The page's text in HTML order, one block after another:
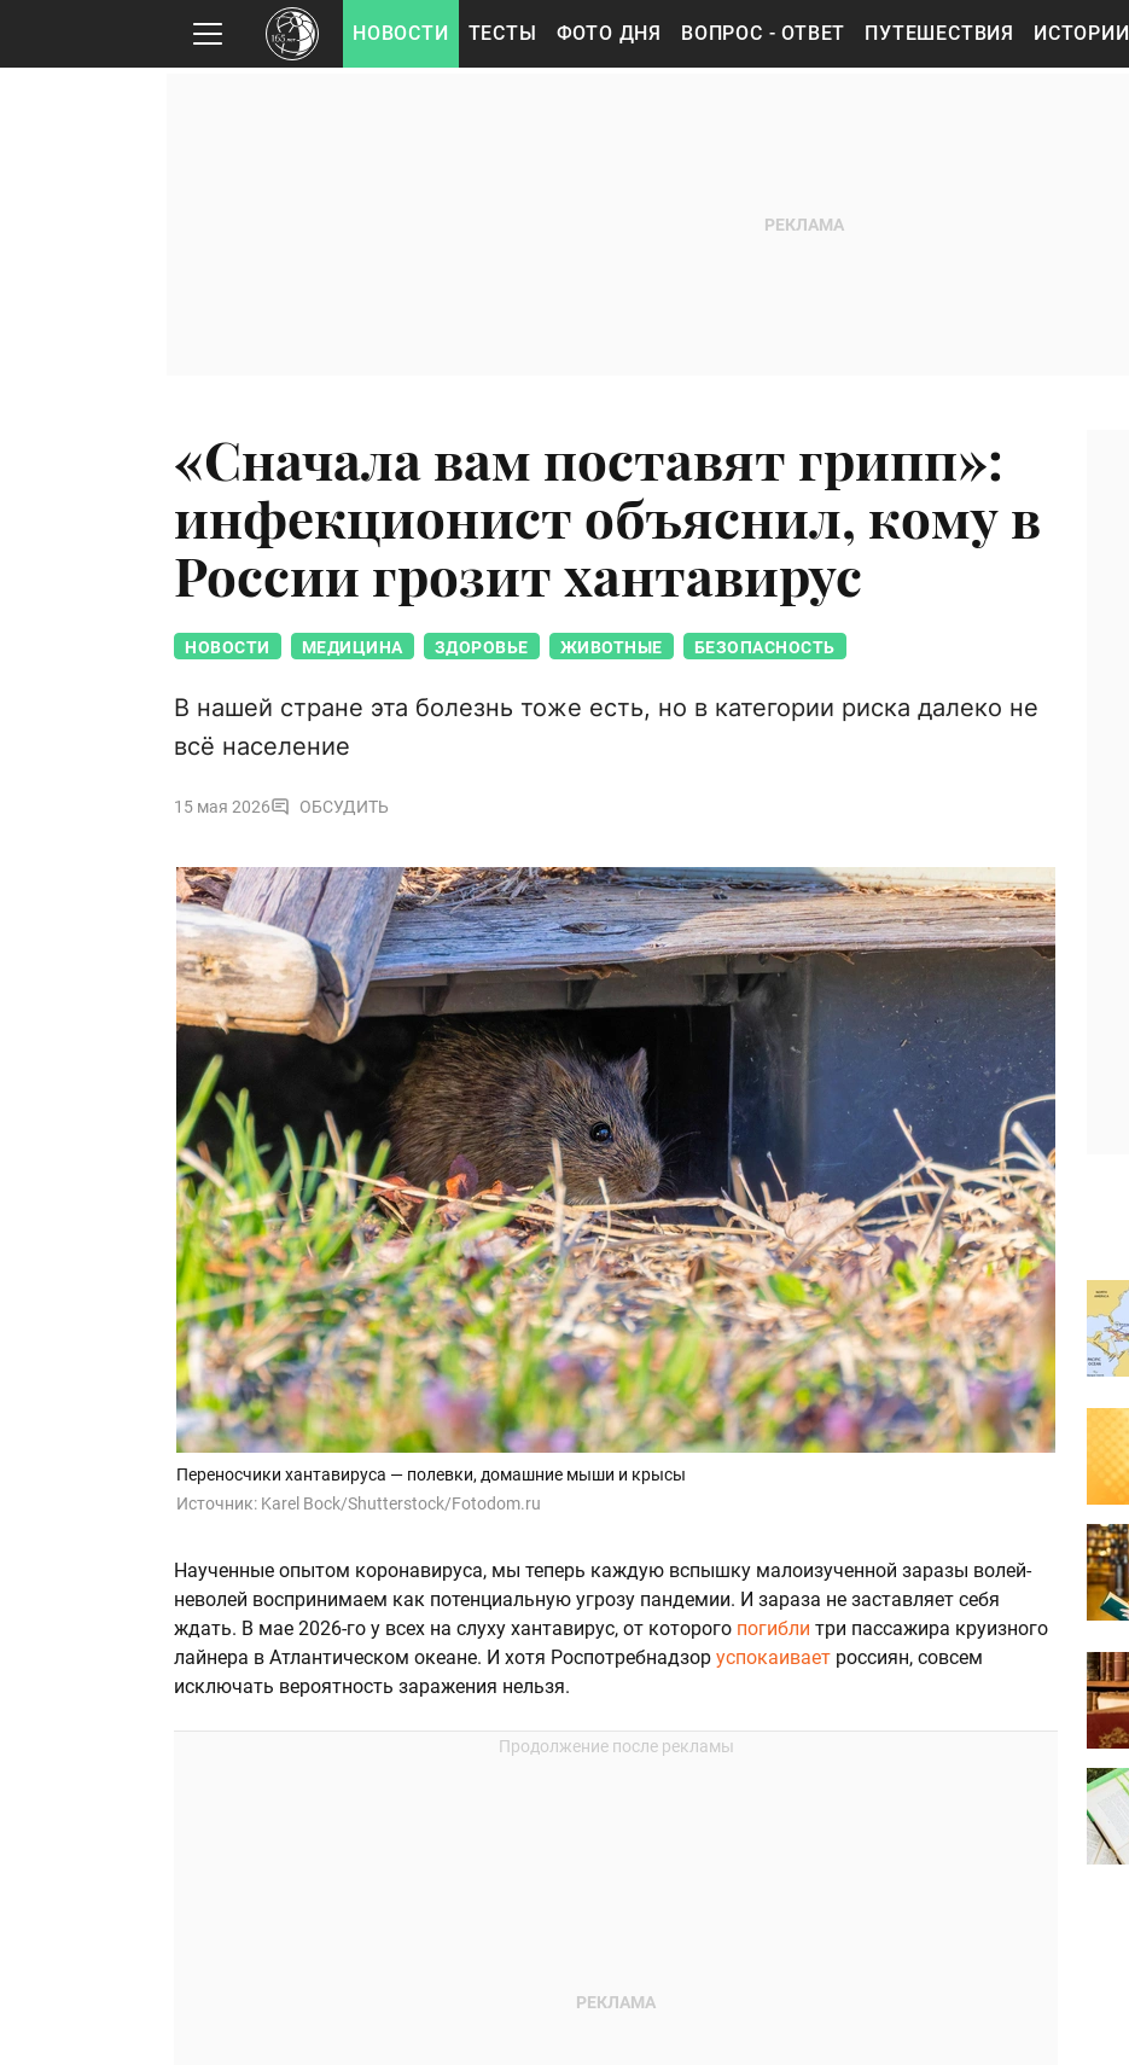
НОВОСТИ ТЕСТЫ ФОТО ДНЯ ВОПРОС - ОТВЕТ ПУТЕШЕСТВИЯ ИСТОРИИ
«Сначала вам поставят грипп»:
инфекционист объяснил, кому в
России грозит хантавирус
НОВОСТИ МЕДИЦИНА ЗДОРОВЬЕ ЖИВОТНЫЕ БЕЗОПАСНОСТЬ
В нашей стране эта болезнь тоже есть, но в категории риска далеко не
всё население
15 мая 2026 ОБСУДИТЬ
Переносчики хантавируса — полевки, домашние мыши и крысы
Источник: Karel Bock/Shutterstock/Fotodom.ru
Наученные опытом коронавируса, мы теперь каждую вспышку малоизученной заразы волей-
неволей воспринимаем как потенциальную угрозу пандемии. И зараза не заставляет себя
ждать. В мае 2026-го у всех на слуху хантавирус, от которого погибли три пассажира круизного
лайнера в Атлантическом океане. И хотя Роспотребнадзор успокаивает россиян, совсем
исключать вероятность заражения нельзя.